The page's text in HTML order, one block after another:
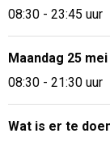
08:30 - 23:45 uur
Maandag 25 mei
08:30 - 21:30 uur
Wat is er te